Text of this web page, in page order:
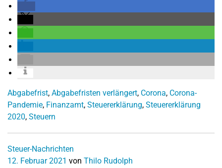
Abgabefrist, Abgabefristen verlängert, Corona, Corona-
Pandemie, Finanzamt, Steuererklärung, Steuererklärung
2020, Steuern
Steuer-Nachrichten
12. Februar 2021 von Thilo Rudolph